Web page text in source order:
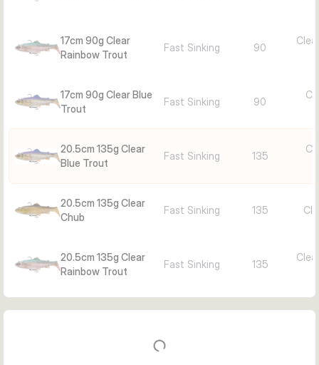
17cm 90g Clear
Rainbow Trout
Fast Sinking 90
17cm 90g Clear Blue
Trout
Fast Sinking 90
20.5cm 135g Clear
Blue Trout
Fast Sinking 135
20.5cm 135g Clear
Chub
Fast Sinking 135
20.5cm 135g Clear
Rainbow Trout
Fast Sinking 135